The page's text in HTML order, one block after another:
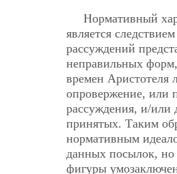
Нормативный
является следствием
рассуждений
неправильных
времен Аристотеля
опровержение, или
рассуждения, и/или
принятых. Таким
нормативным
данных посылок,
фигуры